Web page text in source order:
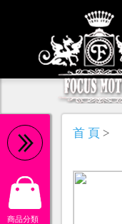
商品分類
首 頁 >